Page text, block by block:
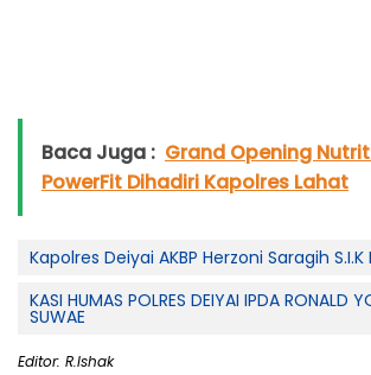
Baca Juga : Grand Opening
PowerFit Dihadiri Kapolres Lahat
Kapolres Deiyai AKBP Herzoni Saragih S.I.K
KASI HUMAS POLRES DEIYAI IPDA RONALD
SUWAE
Editor: R.Ishak